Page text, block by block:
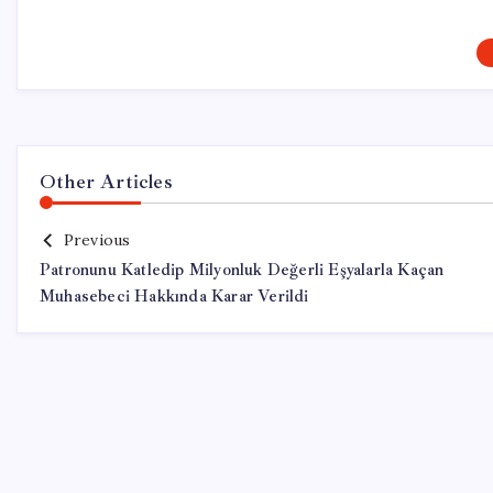
Other Articles
Previous
Patronunu Katledip Milyonluk Değerli Eşyalarla Kaçan
Muhasebeci Hakkında Karar Verildi